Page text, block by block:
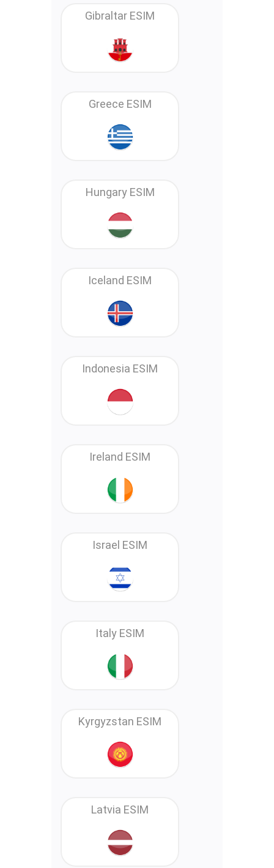
Gibraltar ESIM
Greece ESIM
Hungary ESIM
Iceland ESIM
Indonesia ESIM
Ireland ESIM
Israel ESIM
Italy ESIM
Kyrgyzstan ESIM
Latvia ESIM